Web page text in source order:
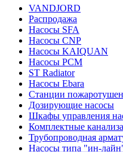
VANDJORD
Распродажа
Насосы SFA
Насосы CNP
Насосы KAIQUAN
Насосы PCM
ST Radiator
Насосы Ebara
Станции
Дозирующие насосы
Шкафы управления
Комплектные
Трубопроводная
Насосы типа "ин-